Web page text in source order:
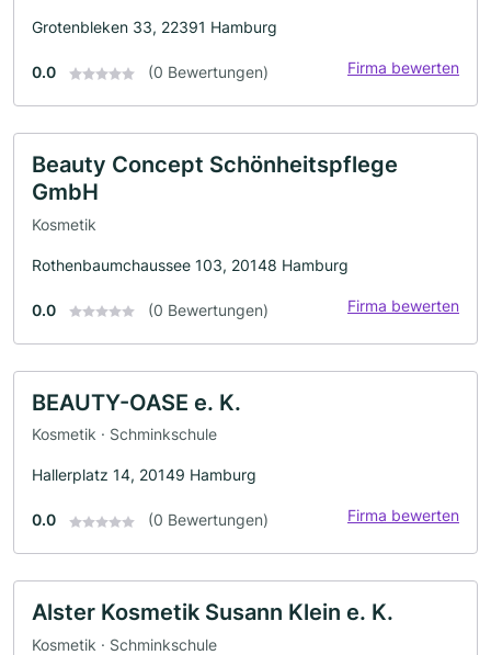
Grotenbleken 33, 22391 Hamburg
0.0 (0 Bewertungen) Firma bewerten
Beauty Concept Schönheitspflege
GmbH
Kosmetik
Rothenbaumchaussee 103, 20148 Hamburg
0.0 (0 Bewertungen) Firma bewerten
BEAUTY-OASE e. K.
Kosmetik · Schminkschule
Hallerplatz 14, 20149 Hamburg
0.0 (0 Bewertungen) Firma bewerten
Alster Kosmetik Susann Klein e. K.
Kosmetik · Schminkschule